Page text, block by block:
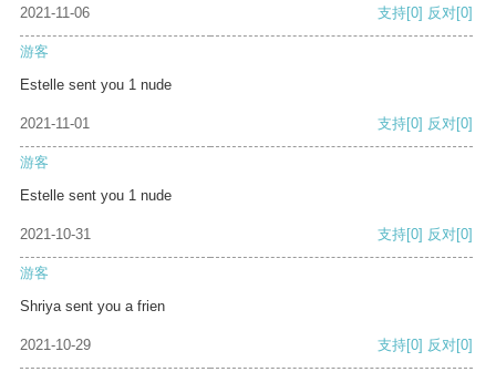
2021-11-06 支持[0] 反对[0]
游客
Estelle sent you 1 nude
2021-11-01 支持[0] 反对[0]
游客
Estelle sent you 1 nude
2021-10-31 支持[0] 反对[0]
游客
Shriya sent you a frien
2021-10-29 支持[0] 反对[0]